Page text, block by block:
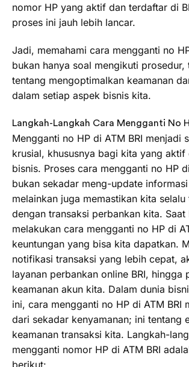
nomor HP yang aktif dan terdaftar di
proses ini jauh lebih lancar.
Jadi, memahami cara mengganti no
bukan hanya soal mengikuti prosedur,
tentang mengoptimalkan keamanan
dalam setiap aspek bisnis kita.
Langkah-Langkah Cara Mengganti No
Mengganti no HP di ATM BRI menjadi
krusial, khususnya bagi kita yang aktif
bisnis. Proses cara mengganti no HP
bukan sekadar meng-update
melainkan juga memastikan kita selalu
dengan transaksi perbankan kita. Saat
melakukan cara mengganti no HP di
keuntungan yang bisa kita dapatkan.
notifikasi transaksi yang lebih cepat,
layanan perbankan online BRI, hingga
keamanan akun kita. Dalam dunia
ini, cara mengganti no HP di ATM BRI
dari sekadar kenyamanan; ini tentang
keamanan transaksi kita. Langkah-
mengganti nomor HP di ATM BRI
berikut: